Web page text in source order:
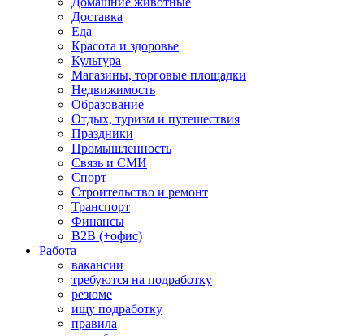
Доставка
Еда
Красота и здоровье
Культура
Магазины, торговые площадки
Недвижимость
Образование
Отдых, туризм и путешествия
Праздники
Промышленность
Связь и СМИ
Спорт
Строительство и ремонт
Транспорт
Финансы
B2B (+офис)
Работа
вакансии
требуются на подработку
резюме
ищу подработку
правила